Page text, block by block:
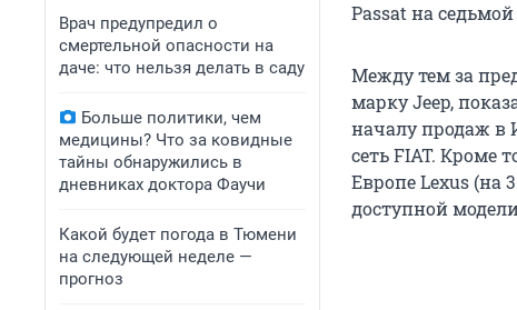
Врач предупредил о
смертельной опасности на
даче: что нельзя делать в саду
Больше политики, чем
медицины? Что за ковидные
тайны обнаружились в
дневниках доктора Фаучи
Какой будет погода в Тюмени
на следующей неделе —
прогноз
Passat на седьмой
Между тем за
марку Jeep,
началу продаж в
сеть FIAT. Кроме
Европе Lexus (на
доступной